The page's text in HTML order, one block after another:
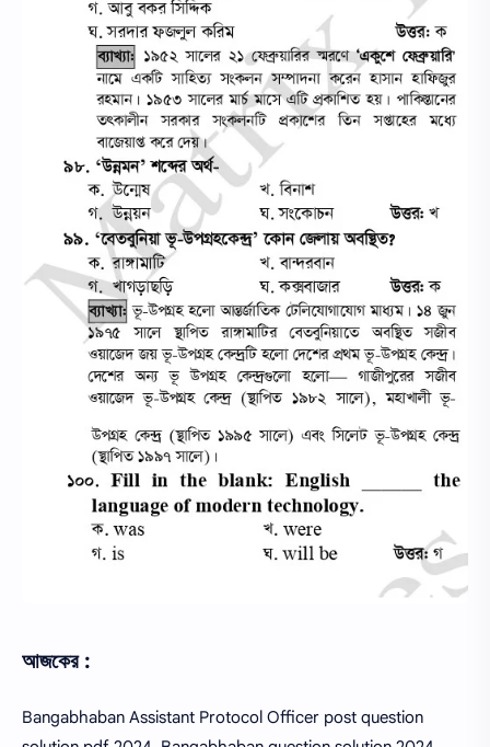
আজকের :
Bangabhaban Assistant Protocol Officer post question